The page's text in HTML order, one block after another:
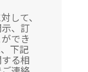
して、
、訂
でき
下記
する相